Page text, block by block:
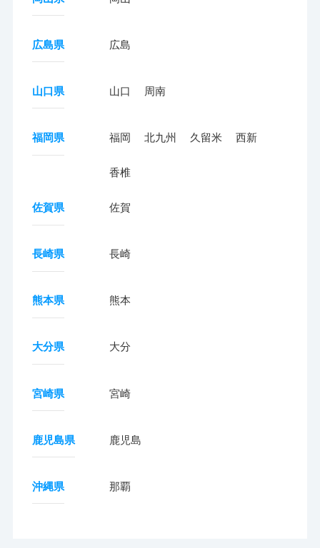
広島県 広島
山口県 山口 周南
福岡県 福岡 北九州 久留米 西新
香椎
佐賀県 佐賀
長崎県 長崎
熊本県 熊本
大分県 大分
宮崎県 宮崎
鹿児島県 鹿児島
沖縄県 那覇